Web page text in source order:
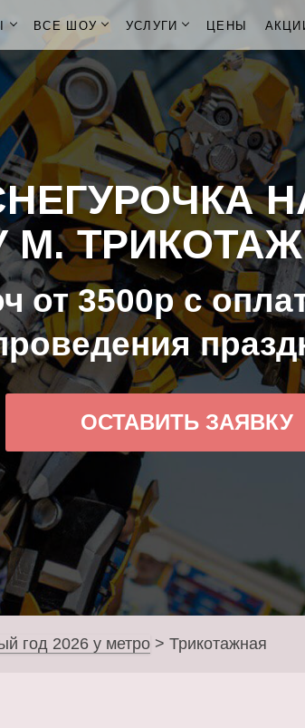
ВСЕ ШОУ УСЛУГИ ЦЕНЫ
М.
от 3500р с
ОСТАВИТЬ ЗАЯВКУ
год 2026 у метро > Трикотажная